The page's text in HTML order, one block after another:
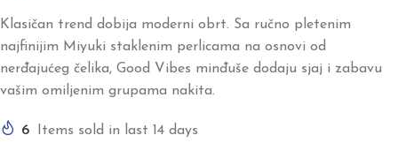
Klasičan trend dobija moderni obrt. Sa ručno pletenim
najfinijim Miyuki staklenim perlicama na osnovi od
nerđajućeg čelika, Good Vibes minđuše dodaju sjaj i zabavu
vašim omiljenim grupama nakita.
6 Items sold in last 14 days